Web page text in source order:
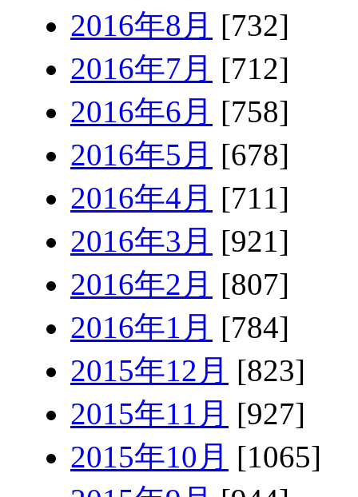
2016年8月 [732]
2016年7月 [712]
2016年6月 [758]
2016年5月 [678]
2016年4月 [711]
2016年3月 [921]
2016年2月 [807]
2016年1月 [784]
2015年12月 [823]
2015年11月 [927]
2015年10月 [1065]